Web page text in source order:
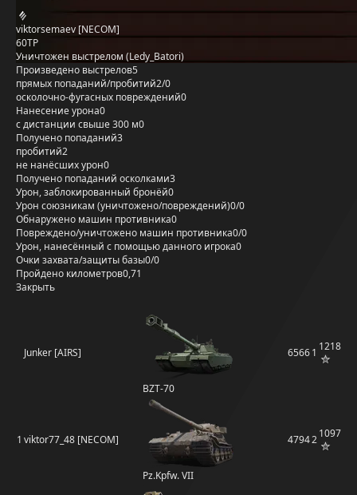
viktorsemaev [NECOM]
60TP
Уничтожен выстрелом (Ledy_Batori)
Произведено выстрелов5
прямых попаданий/пробитий2/0
осколочно-фугасных повреждений0
Нанесение урона0
с дистанции свыше 300 м0
Получено попаданий3
пробитий2
не нанёсших урон0
Получено попаданий осколками3
Урон, заблокированный бронёй0
Урон союзникам (уничтожено/повреждений)0/0
Обнаружено машин противника0
Повреждено/уничтожено машин противника0/0
Урон, нанесённый с помощью данного игрока0
Очки захвата/защиты базы0/0
Пройдено километров0,71
Закрыть
Junker [AIRS]
BZT-70
65661 1218
1 viktor77_48 [NECOM]
Pz.Kpfw. VII
479421097